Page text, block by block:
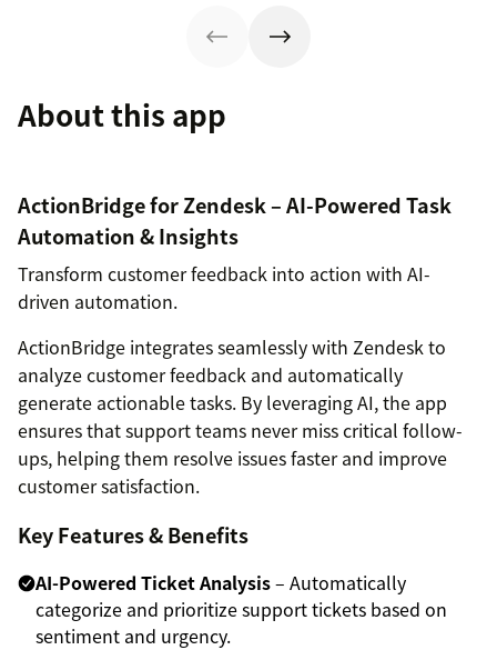
About this app
ActionBridge for Zendesk – AI-Powered Task
Automation & Insights
Transform customer feedback into action with AI-
driven automation.
ActionBridge integrates seamlessly with Zendesk to
analyze customer feedback and automatically
generate actionable tasks. By leveraging AI, the app
ensures that support teams never miss critical follow-
ups, helping them resolve issues faster and improve
customer satisfaction.
Key Features & Benefits
AI-Powered Ticket Analysis– Automatically
categorize and prioritize support tickets based on
sentiment and urgency.